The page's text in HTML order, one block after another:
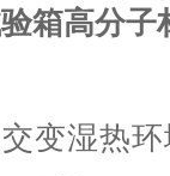
箱高分子
变湿热